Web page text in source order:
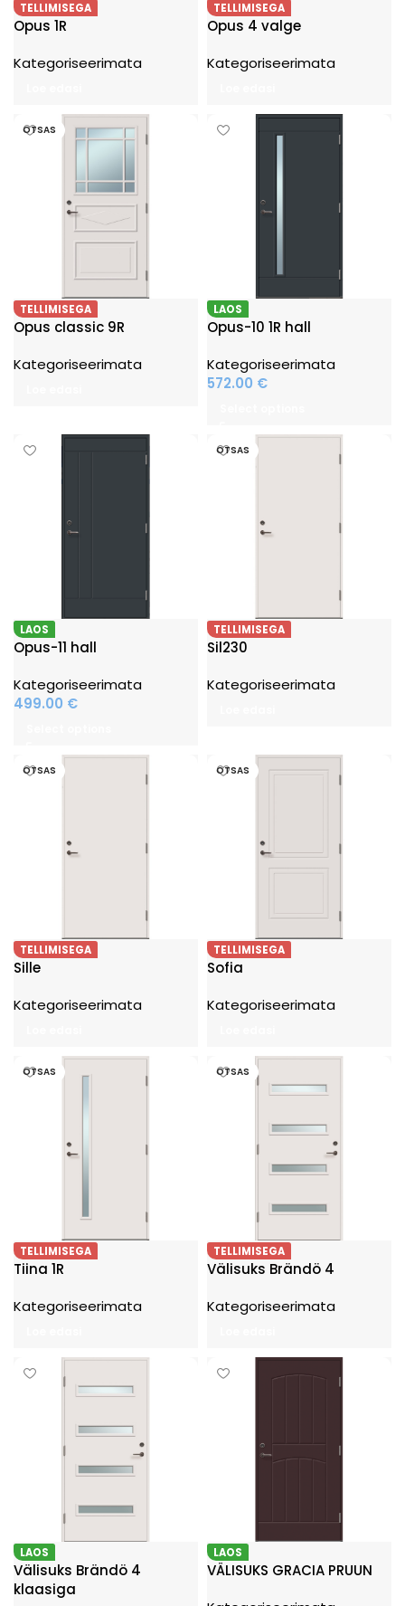
TELLIMISEGA
Opus 1R
Kategoriseerimata
TELLIMISEGA
Opus 4 valge
Kategoriseerimata
OTSAS
TELLIMISEGA
Opus classic 9R
Kategoriseerimata
LAOS
Opus-10 1R hall
Kategoriseerimata
572.00 €
LAOS
Opus-11 hall
Kategoriseerimata
499.00 €
OTSAS
TELLIMISEGA
Sil230
Kategoriseerimata
OTSAS
TELLIMISEGA
Sille
Kategoriseerimata
OTSAS
TELLIMISEGA
Sofia
Kategoriseerimata
OTSAS
TELLIMISEGA
Tiina 1R
Kategoriseerimata
OTSAS
TELLIMISEGA
Välisuks Brändö 4
Kategoriseerimata
LAOS
Välisuks Brändö 4
klaasiga
LAOS
VÄLISUKS GRACIA PRUUN